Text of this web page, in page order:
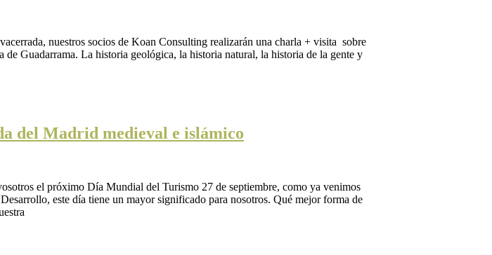
nuestros socios de Koan Consulting realizarán una charla + visita sobre
Guadarrama. La historia geológica, la historia natural, la historia de la gente y
del Madrid medieval e islámico
el próximo Día Mundial del Turismo 27 de septiembre, como ya venimos
este día tiene un mayor significado para nosotros. Qué mejor forma de